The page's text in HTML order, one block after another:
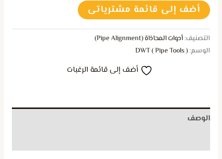
أضف إلى قائمة مشترياتى
التصنيف:أدوات المحاذاة (Pipe Alignment)
الوسم:DWT ( Pipe Tools )
أضف إلى قائمة الرغبات
الوصف